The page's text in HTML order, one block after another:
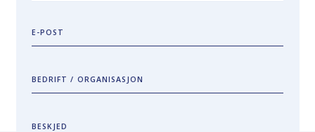
E-POST
BEDRIFT / ORGANISASJON
BESKJED